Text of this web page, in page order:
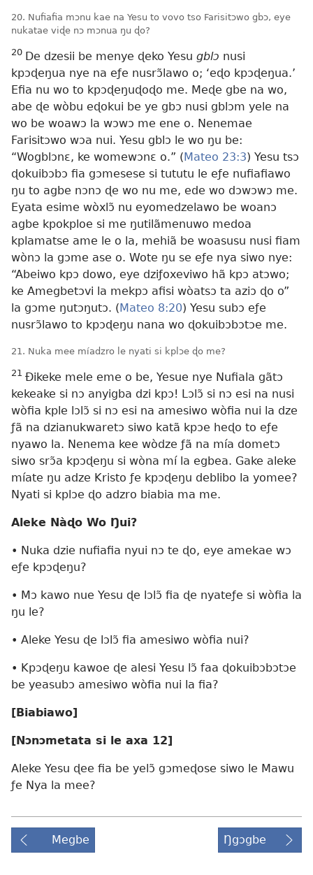
20. Nufiafia mɔnu kae na Yesu to vovo tso Farisitɔwo gbɔ, eye
nukatae viɖe nɔ mɔnua ŋu ɖo?
20 De dzesii be menye ɖeko Yesu gblɔ nusi
kpɔɖeŋua nye na eƒe nusrɔ̃lawo o; ‘eɖo kpɔɖeŋua.’
Efia nu wo to kpɔɖeŋuɖoɖo me. Meɖe gbe na wo,
abe ɖe wòbu eɖokui be ye gbɔ nusi gblɔm yele na
wo be woawɔ la wɔwɔ me ene o. Nenemae
Farisitɔwo wɔa nui. Yesu gblɔ le wo ŋu be:
“Wogblɔnɛ, ke womewɔnɛ o.” (Mateo 23:3) Yesu tsɔ
ɖokuibɔbɔ fia gɔmesese si tututu le eƒe nufiafiawo
ŋu to agbe nɔnɔ ɖe wo nu me, ede wo dɔwɔwɔ me.
Eyata esime wòxlɔ̃ nu eyomedzelawo be woanɔ
agbe kpokploe si me ŋutilãmenuwo medoa
kplamatse ame le o la, mehiã be woasusu nusi fiam
wònɔ la gɔme ase o. Wote ŋu se eƒe nya siwo nye:
“Abeiwo kpɔ dowo, eye dziƒoxeviwo hã kpɔ atɔwo;
ke Amegbetɔvi la mekpɔ afisi wòatsɔ ta aziɔ ɖo o”
la gɔme ŋutɔŋutɔ. (Mateo 8:20) Yesu subɔ eƒe
nusrɔ̃lawo to kpɔɖeŋu nana wo ɖokuibɔbɔtɔe me.
21. Nuka mee míadzro le nyati si kplɔe ɖo me?
21 Ðikeke mele eme o be, Yesue nye Nufiala gãtɔ
kekeake si nɔ anyigba dzi kpɔ! Lɔlɔ̃ si nɔ esi na nusi
wòfia kple lɔlɔ̃ si nɔ esi na amesiwo wòfia nui la dze
ƒã na dzianukwaretɔ siwo katã kpɔe heɖo to eƒe
nyawo la. Nenema kee wòdze ƒã na mía dometɔ
siwo srɔ̃a kpɔɖeŋu si wòna mí la egbea. Gake aleke
míate ŋu adze Kristo ƒe kpɔɖeŋu deblibo la yomee?
Nyati si kplɔe ɖo adzro biabia ma me.
Aleke Nàɖo Wo Ŋui?
• Nuka dzie nufiafia nyui nɔ te ɖo, eye amekae wɔ
eƒe kpɔɖeŋu?
• Mɔ kawo nue Yesu ɖe lɔlɔ̃ fia ɖe nyateƒe si wòfia la
ŋu le?
• Aleke Yesu ɖe lɔlɔ̃ fia amesiwo wòfia nui?
• Kpɔɖeŋu kawoe ɖe alesi Yesu lɔ̃ faa ɖokuibɔbɔtɔe
be yeasubɔ amesiwo wòfia nui la fia?
[Biabiawo]
[Nɔnɔmetata si le axa 12]
Aleke Yesu ɖee fia be yelɔ̃ gɔmeɖose siwo le Mawu
ƒe Nya la mee?
Megbe Ŋgɔgbe